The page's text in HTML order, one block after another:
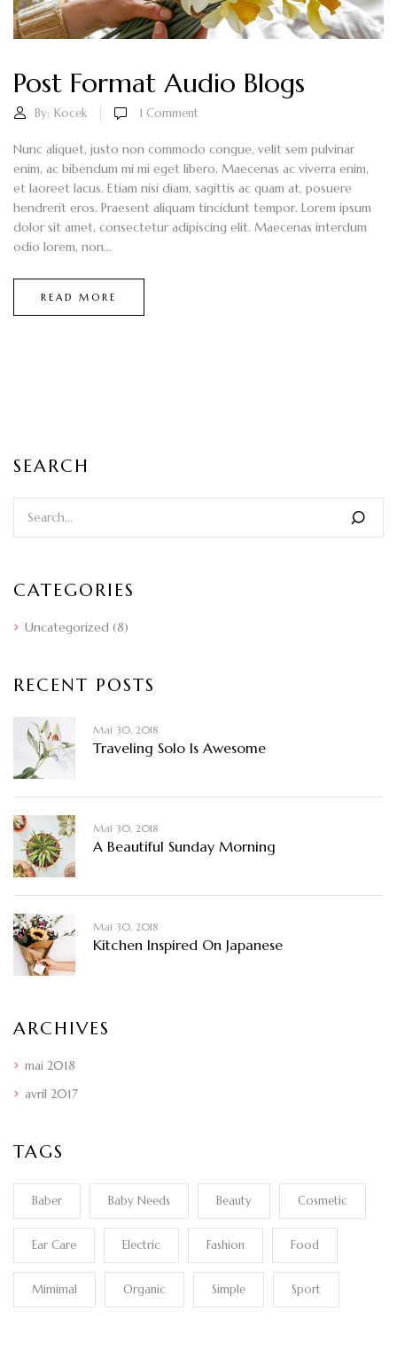
SEARCH
CATEGORIES
Uncategorized (8)
RECENT POSTS
Mai 30, 2018
Traveling Solo Is Awesome
Mai 30, 2018
A Beautiful Sunday Morning
Mai 30, 2018
Kitchen Inspired On Japanese
ARCHIVES
mai 2018
avril 2017
TAGS
Baber Baby Needs Beauty Cosmetic
Ear Care Electric Fashion Food
Mimimal Organic Simple Sport
Post Format Audio Blogs
By: Kocek 1 Comment
Nunc aliquet, justo non commodo congue, velit sem pulvinar
enim, ac bibendum mi mi eget libero. Maecenas ac viverra enim,
et laoreet lacus. Etiam nisi diam, sagittis ac quam at, posuere
hendrerit eros. Praesent aliquam tincidunt tempor. Lorem ipsum
dolor sit amet, consectetur adipiscing elit. Maecenas interdum
odio lorem, non...
READ MORE